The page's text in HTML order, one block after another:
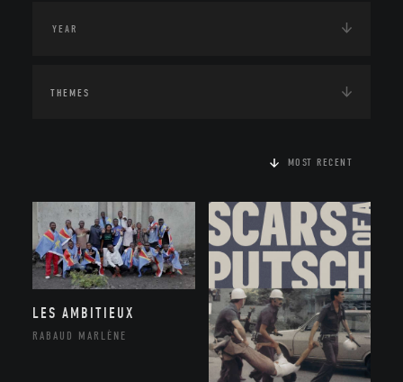
THEMES
MOST RECENT
LES AMBITIEUX
RABAUD MARLÈNE